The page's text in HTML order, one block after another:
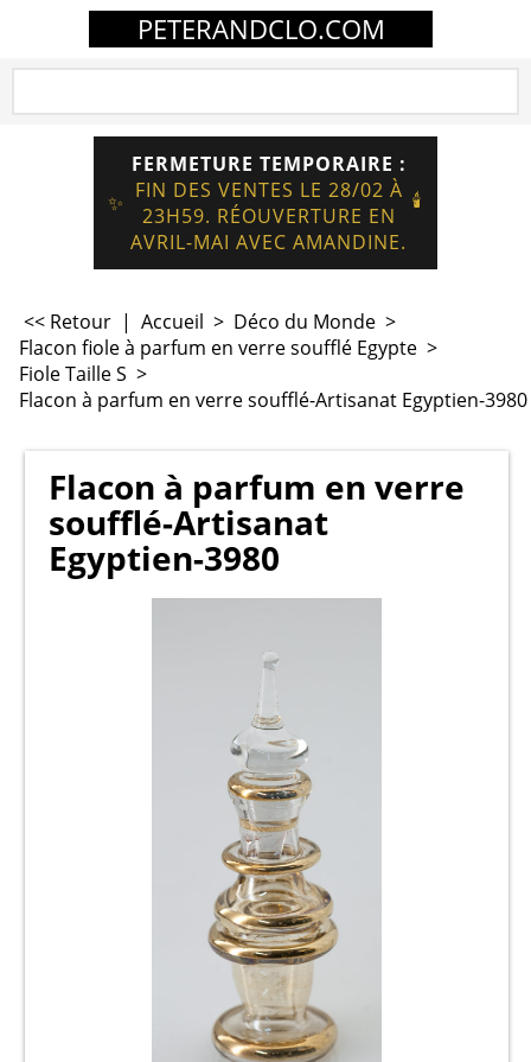
PETERANDCLO.COM
✨
FERMETURE TEMPORAIRE :
FIN DES VENTES LE 28/02 À
23H59. RÉOUVERTURE EN
AVRIL-MAI AVEC AMANDINE.
🕯️
<< Retour | Accueil > Déco du Monde >
Flacon fiole à parfum en verre soufflé Egypte >
Fiole Taille S >
Flacon à parfum en verre soufflé-Artisanat Egyptien-3980
Flacon à parfum en verre
soufflé-Artisanat
Egyptien-3980